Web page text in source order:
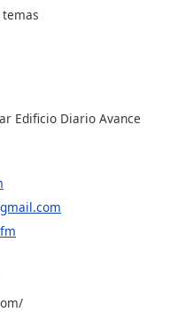
Edificio Diario Avance